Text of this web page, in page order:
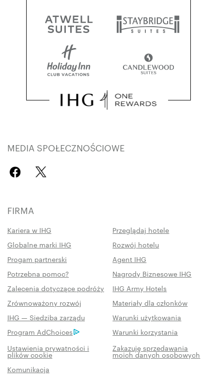
MEDIA SPOŁECZNOŚCIOWE
FIRMA
Kariera w IHG
Przeglądaj hotele
Globalne marki IHG
Rozwój hotelu
Progam partnerski
Agent IHG
Potrzebna pomoc?
Nagrody Biznesowe IHG
Zalecenia dotyczące podróży
IHG Army Hotels
Zrównoważony rozwój
Materiały dla członków
IHG — Siedziba zarządu
Warunki użytkowania
Program AdChoices
Warunki korzystania
Ustawienia prywatności i
plików cookie
Zakazuję sprzedawania
moich danych osobowych
Komunikacja